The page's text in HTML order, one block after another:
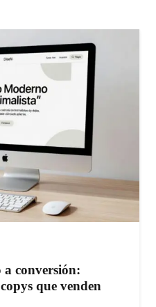
a conversión:
que venden